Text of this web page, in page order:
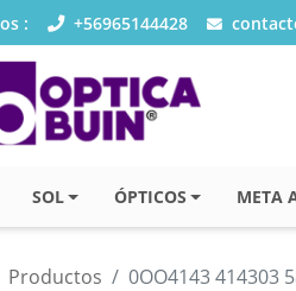
: +56965144428
SOL ÓPTICOS META
Productos 0OO4143 414303